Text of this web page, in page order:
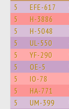
5 EFE-617
5 H-3886
5 H-5048
5 UL-550
5 YF-290
5 OE-5
5 IO-78
5 HA-771
5 UM-399